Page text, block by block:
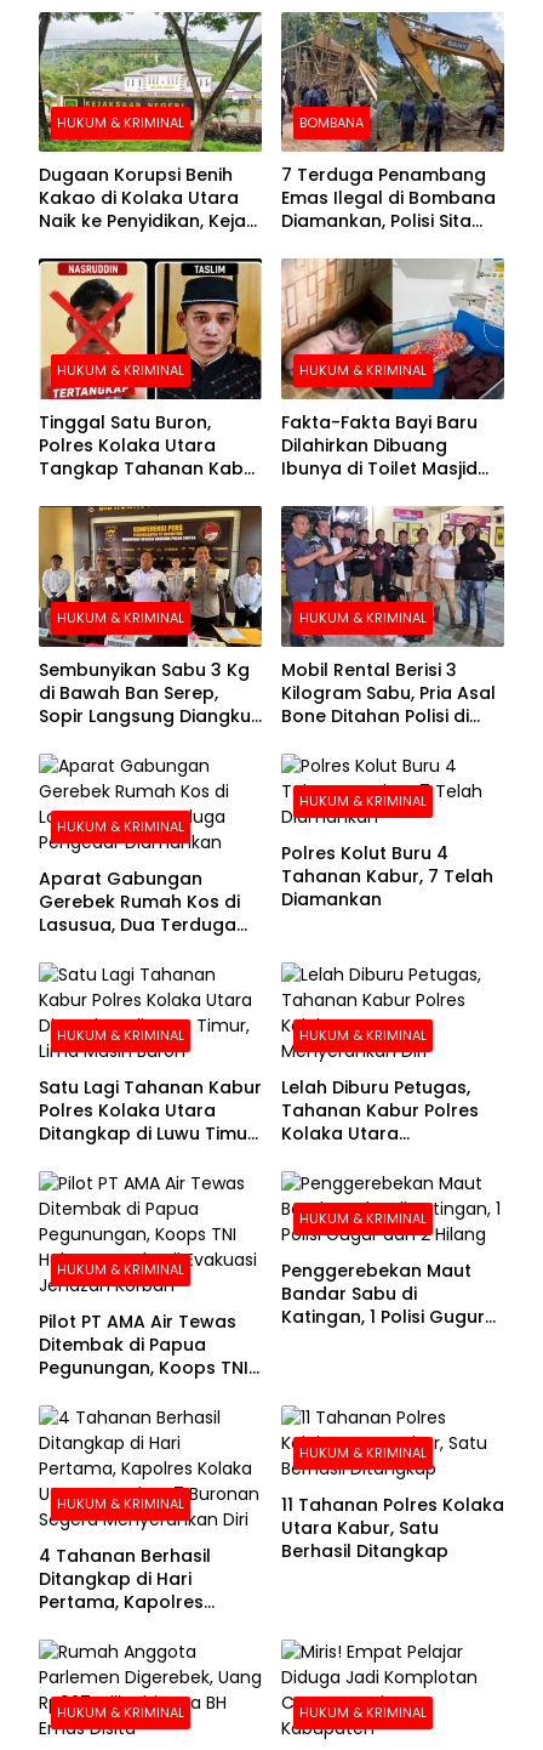
HUKUM & KRIMINAL
Dugaan Korupsi Benih
Kakao di Kolaka Utara
Naik ke Penyidikan, Kejari
BOMBANA
7 Terduga Penambang
Emas Ilegal di Bombana
Diamankan, Polisi Sita
Crusher
HUKUM & KRIMINAL
Tinggal Satu Buron,
Polres Kolaka Utara
Tangkap Tahanan Kabur
Pengejaran
HUKUM & KRIMINAL
Fakta-Fakta Bayi Baru
Dilahirkan Dibuang
Ibunya di Toilet Masjid
HUKUM & KRIMINAL
Sembunyikan Sabu 3 Kg
di Bawah Ban Serep,
Sopir Langsung Diangkut
HUKUM & KRIMINAL
Mobil Rental Berisi 3
Kilogram Sabu, Pria Asal
Bone Ditahan Polisi di
HUKUM & KRIMINAL
Aparat Gabungan
Gerebek Rumah Kos di
Lasusua, Dua Terduga
HUKUM & KRIMINAL
Polres Kolut Buru 4
Tahanan Kabur, 7 Telah
Diamankan
HUKUM & KRIMINAL
Satu Lagi Tahanan Kabur
Polres Kolaka Utara
Ditangkap di Luwu Timur,
HUKUM & KRIMINAL
Lelah Diburu Petugas,
Tahanan Kabur Polres
Kolaka Utara
HUKUM & KRIMINAL
Pilot PT AMA Air Tewas
Ditembak di Papua
Pegunungan, Koops TNI
Evakuasi Jenazah
Korban
HUKUM & KRIMINAL
Penggerebekan Maut
Bandar Sabu di
Katingan, 1 Polisi Gugur
HUKUM & KRIMINAL
4 Tahanan Berhasil
Ditangkap di Hari
Pertama, Kapolres
Buronan Segera
Menyerahkan Diri
HUKUM & KRIMINAL
11 Tahanan Polres Kolaka
Utara Kabur, Satu
Berhasil Ditangkap
HUKUM & KRIMINAL HUKUM & KRIMINAL